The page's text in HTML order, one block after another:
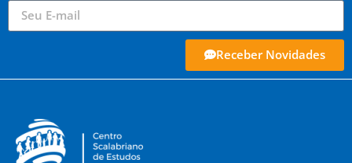
Receber Novidades